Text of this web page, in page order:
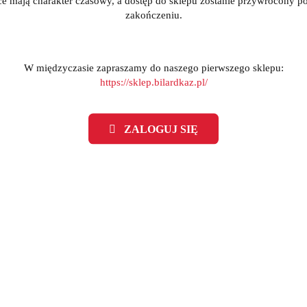
zakończeniu.
W międzyczasie zapraszamy do naszego pierwszego sklepu:
https://sklep.bilardkaz.pl/
ZALOGUJ SIĘ